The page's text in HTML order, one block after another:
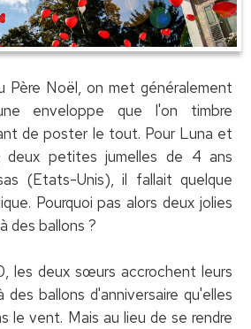
Père Noël, on met généralement
enveloppe que l'on timbre
de poster le tout. Pour Luna et
deux petites jumelles de 4 ans
(Etats-Unis), il fallait quelque
Pourquoi pas alors deux jolies
des ballons ?
les deux sœurs accrochent leurs
ballons d'anniversaire qu'elles
le vent. Mais au lieu de se rendre